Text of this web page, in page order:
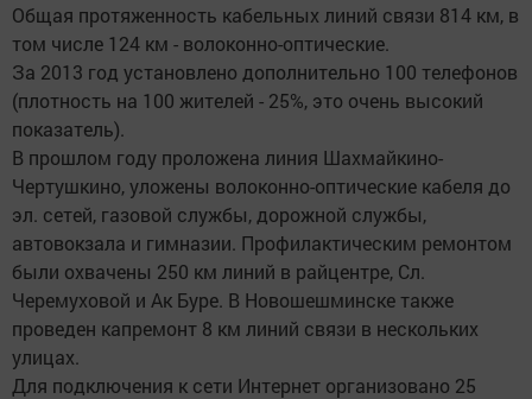
Общая протяженность кабельных линий связи 814 км, в
том числе 124 км - волоконно-оптические.
За 2013 год установлено дополнительно 100 телефонов
(плотность на 100 жителей - 25%, это очень высокий
показатель).
В прошлом году проложена линия Шахмайкино-
Чертушкино, уложены волоконно-оптические кабеля до
эл. сетей, газовой службы, дорожной службы,
автовокзала и гимназии. Профилактическим ремонтом
были охвачены 250 км линий в райцентре, Сл.
Черемуховой и Ак Буре. В Новошешминске также
проведен капремонт 8 км линий связи в нескольких
улицах.
Для подключения к сети Интернет организовано 25